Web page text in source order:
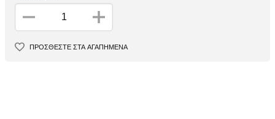
ΠΡΟΣΘΕΣΤΕ ΣΤΑ ΑΓΑΠΗΜΕΝΑ